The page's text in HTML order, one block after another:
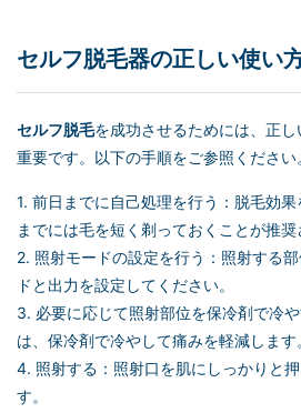
セルフ脱毛器の正しい使い
セルフ脱毛を成功させるためには、正
重要です。以下の手順をご参照ください
1. 前日までに自己処理を行う：脱毛効
までには毛を短く剃っておくことが推奨
2. 照射モードの設定を行う：照射する
ドと出力を設定してください。
3. 必要に応じて照射部位を保冷剤で冷
は、保冷剤で冷やして痛みを軽減します
4. 照射する：照射口を肌にしっかりと
す。